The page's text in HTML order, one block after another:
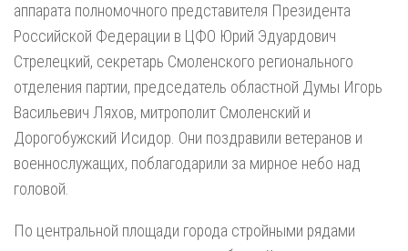
аппарата полномочного представителя Президента
Российской Федерации в ЦФО Юрий Эдуардович
Стрелецкий, секретарь Смоленского регионального
отделения партии, председатель областной Думы Игорь
Васильевич Ляхов, митрополит Смоленский и
Дорогобужский Исидор. Они поздравили ветеранов и
военнослужащих, поблагодарили за мирное небо над
головой.
По центральной площади города стройными рядами